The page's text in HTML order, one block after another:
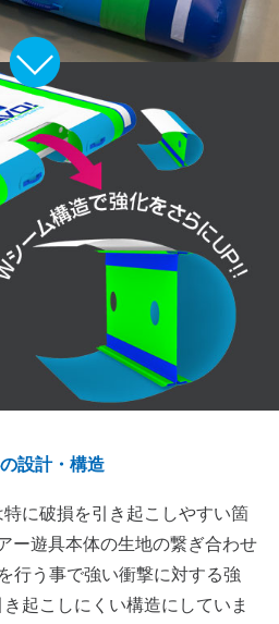
設計・構造
に破損を引き起こしやすい箇
ー遊具本体の生地の繋ぎ合わせ
行う事で強い衝撃に対する強
起こしにくい構造にしていま